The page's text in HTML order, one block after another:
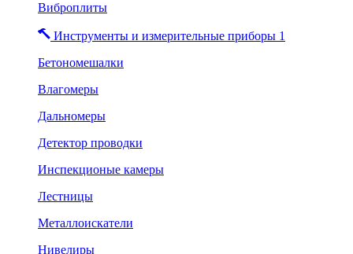
Виброплиты
Инструменты и измерительные приборы 1
Бетономешалки
Влагомеры
Дальномеры
Детектор проводки
Инспекционые камеры
Лестницы
Металлоискатели
Нивелиры